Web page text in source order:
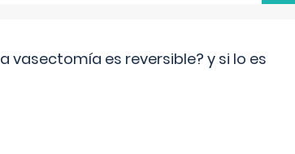
vasectomía es reversible? y si lo es